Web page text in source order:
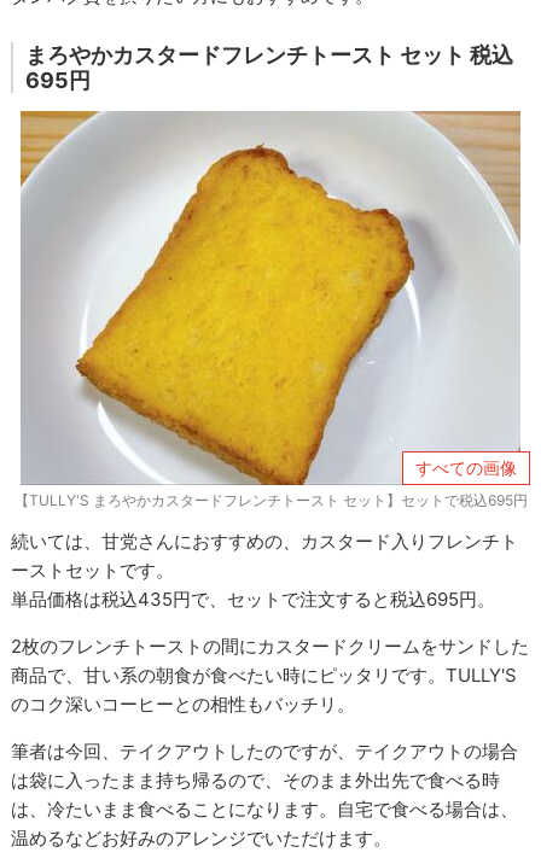
まろやかカスタードフレンチトースト セット 税込
695円
すべての画像
【TULLY'S まろやかカスタードフレンチトースト セット】セットで税込695円
続いては、甘党さんにおすすめの、カスタード入りフレンチト
ーストセットです。
単品価格は税込435円で、セットで注文すると税込695円。
2枚のフレンチトーストの間にカスタードクリームをサンドした
商品で、甘い系の朝食が食べたい時にピッタリです。TULLY'S
のコク深いコーヒーとの相性もバッチリ。
筆者は今回、テイクアウトしたのですが、テイクアウトの場合
は袋に入ったまま持ち帰るので、そのまま外出先で食べる時
は、冷たいまま食べることになります。自宅で食べる場合は、
温めるなどお好みのアレンジでいただけます。